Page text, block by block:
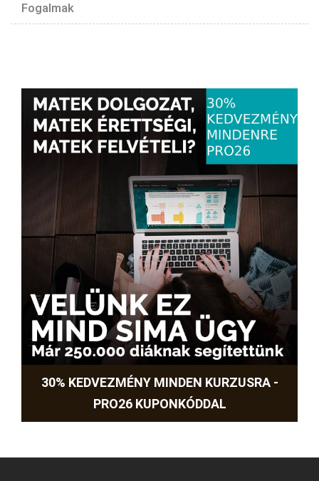
Fogalmak
30% KEDVEZMÉNY MINDEN KURZUSRA -
PRO26 KUPONKÓDDAL